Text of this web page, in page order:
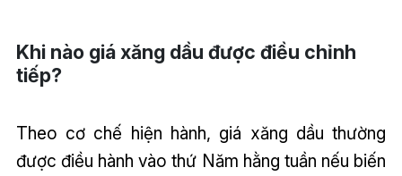
Khi nào giá xăng dầu được điều chỉnh
tiếp?
Theo cơ chế hiện hành, giá xăng dầu thường
được điều hành vào thứ Năm hằng tuần nếu biến